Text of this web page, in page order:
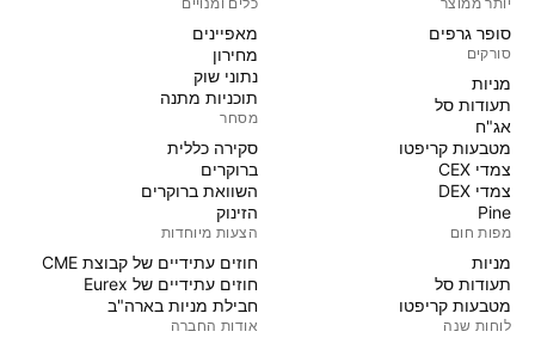
סופר גרפים
סורקים
מניות‏
תעודות סל
אג"ח
מטבעות קריפטו
צמדי CEX
צמדי DEX
Pine
מפות חום
מניות‏
תעודות סל
מטבעות קריפטו
לוחות שנה
מאפיינים
מחירון
נתוני שוק
תוכניות מתנה
מסחר
סקירה כללית
ברוקרים
השוואת ברוקרים
הזינוק
הצעות מיוחדות
חוזים עתידיים של קבוצת CME
חוזים עתידיים של Eurex
חבילת מניות בארה"ב
אודות החברה